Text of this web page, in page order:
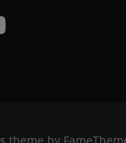
theme by